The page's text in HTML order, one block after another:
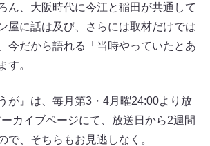
ん、大阪時代に今江と稲田が共通して
屋に話は及び、さらには取材だけでは
今だから語れる「当時やっていたとあ
す。
が』は、毎月第3・4月曜24:00より放
カイブページにて、放送日から2週間
で、そちらもお見逃しなく。